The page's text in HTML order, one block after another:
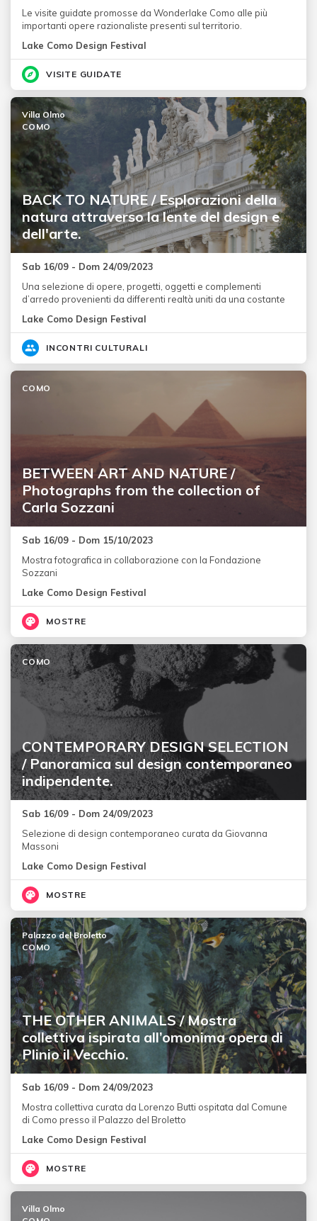
Le visite guidate promosse da Wonderlake Como alle più
importanti opere razionaliste presenti sul territorio.
Lake Como Design Festival
VISITE GUIDATE
BACK TO NATURE / Esplorazioni della
natura attraverso la lente del design e
dell'arte.
Villa Olmo
COMO
Sab 16/09 - Dom 24/09/2023
Una selezione di opere, progetti, oggetti e complementi
d’arredo provenienti da differenti realtà uniti da una costante
Lake Como Design Festival
INCONTRI CULTURALI
BETWEEN ART AND NATURE /
Photographs from the collection of
Carla Sozzani
COMO
Sab 16/09 - Dom 15/10/2023
Mostra fotografica in collaborazione con la Fondazione
Sozzani
Lake Como Design Festival
MOSTRE
CONTEMPORARY DESIGN SELECTION
/ Panoramica sul design contemporaneo
indipendente.
COMO
Sab 16/09 - Dom 24/09/2023
Selezione di design contemporaneo curata da Giovanna
Massoni
Lake Como Design Festival
MOSTRE
THE OTHER ANIMALS / Mostra
collettiva ispirata all’omonima opera di
Plinio il Vecchio.
Palazzo del Broletto
COMO
Sab 16/09 - Dom 24/09/2023
Mostra collettiva curata da Lorenzo Butti ospitata dal Comune
di Como presso il Palazzo del Broletto
Lake Como Design Festival
MOSTRE
Villa Olmo